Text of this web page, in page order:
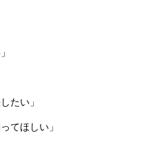
たい」
てほしい」